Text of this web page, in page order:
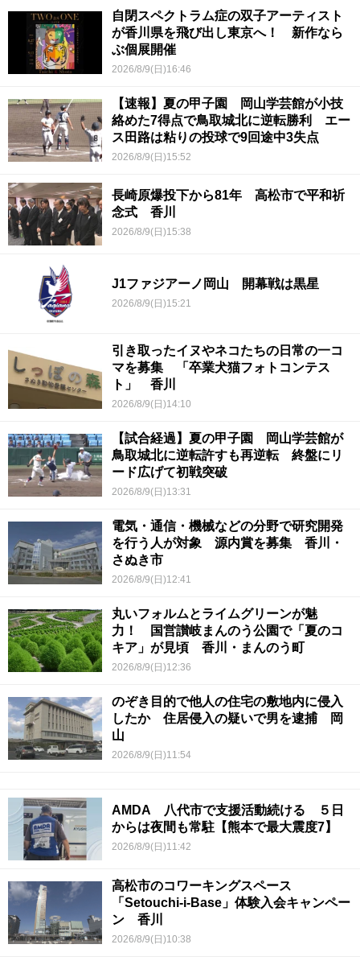
自閉スペクトラム症の双子アーティスト
が香川県を飛び出し東京へ！ 新作なら
ぶ個展開催
2026/8/9(日)16:46
【速報】夏の甲子園 岡山学芸館が小技
絡めた7得点で鳥取城北に逆転勝利 エー
ス田路は粘りの投球で9回途中3失点
2026/8/9(日)15:52
長崎原爆投下から81年 高松市で平和祈
念式 香川
2026/8/9(日)15:38
J1ファジアーノ岡山 開幕戦は黒星
2026/8/9(日)15:21
引き取ったイヌやネコたちの日常の一コ
マを募集 「卒業犬猫フォトコンテス
ト」 香川
2026/8/9(日)14:10
【試合経過】夏の甲子園 岡山学芸館が
鳥取城北に逆転許すも再逆転 終盤にリ
ード広げて初戦突破
2026/8/9(日)13:31
電気・通信・機械などの分野で研究開発
を行う人が対象 源内賞を募集 香川・
さぬき市
2026/8/9(日)12:41
丸いフォルムとライムグリーンが魅
力！ 国営讃岐まんのう公園で「夏のコ
キア」が見頃 香川・まんのう町
2026/8/9(日)12:36
のぞき目的で他人の住宅の敷地内に侵入
したか 住居侵入の疑いで男を逮捕 岡
山
2026/8/9(日)11:54
AMDA 八代市で支援活動続ける ５日
からは夜間も常駐【熊本で最大震度7】
2026/8/9(日)11:42
高松市のコワーキングスペース
「Setouchi-i-Base」体験入会キャンペー
ン 香川
2026/8/9(日)10:38